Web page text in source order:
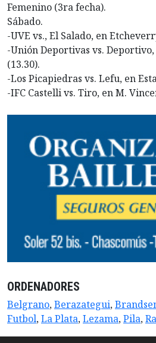
Femenino (3ra fecha).
Sábado.
-UVE vs., El Salado, en
-Unión Deportivas vs. Deportivo,
(13.30).
-Los Picapiedras vs. Lefu, en
-IFC Castelli vs. Tiro, en M.
ORDENADORES
Belgrano,Berazategui,
Futbol,La Plata,Lezama,Pila,